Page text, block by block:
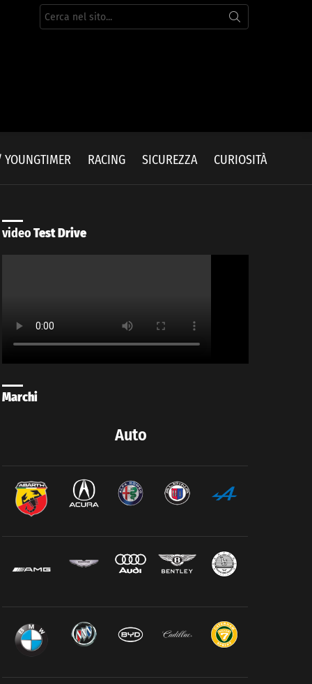
Cerca
per:
YOUNGTIMER RACING SICUREZZA CURIOSITÀ
videoTest Drive
Marchi
Auto